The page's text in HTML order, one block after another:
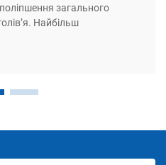
загального
Найбільш